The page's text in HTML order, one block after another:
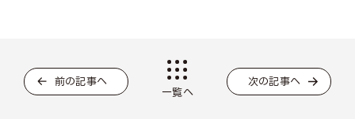
前の記事へ
一覧へ
次の記事へ